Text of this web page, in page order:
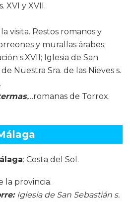
XVI y XVII.
visita. Restos romanos y
y murallas árabes;
s.XVII; Iglesia de San
Nuestra Sra. de las Nieves s.
,…romanas de Torrox.
: Costa del Sol.
la provincia.
Iglesia de San Sebastián s.